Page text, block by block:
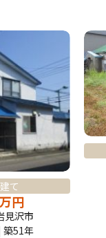
て
円
見沢市
築51年